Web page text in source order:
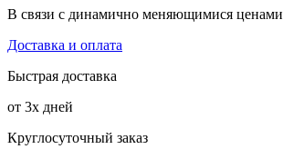
В связи с динамично меняющимися ценами,
Доставка и оплата
Быстрая доставка
от 3х дней
Круглосуточный заказ